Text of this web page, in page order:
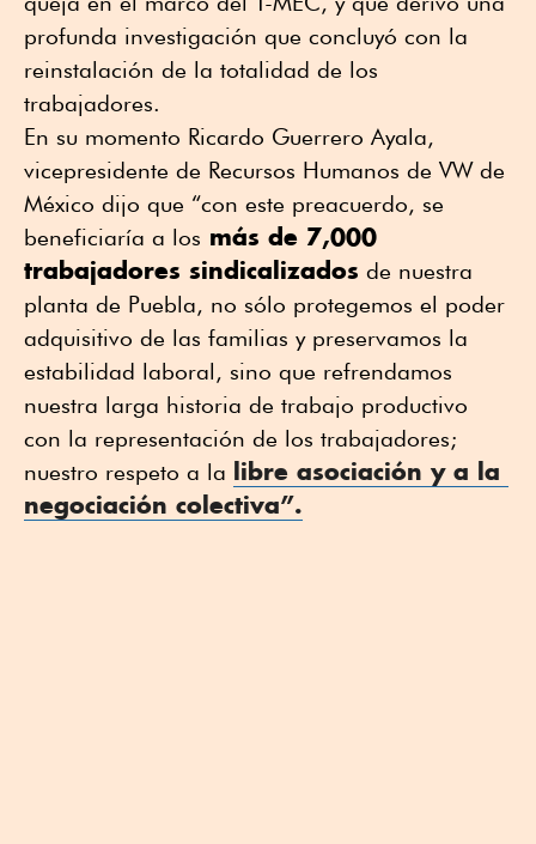
profunda investigación que concluyó con la
reinstalación de la totalidad de los
trabajadores.
En su momento Ricardo Guerrero Ayala,
vicepresidente de Recursos Humanos de VW de
México dijo que “con este preacuerdo, se
beneficiaría a los más de 7,000
trabajadores sindicalizados de nuestra
planta de Puebla, no sólo protegemos el poder
adquisitivo de las familias y preservamos la
estabilidad laboral, sino que refrendamos
nuestra larga historia de trabajo productivo
con la representación de los trabajadores;
nuestro respeto a la libre asociación y a la
negociación colectiva”.